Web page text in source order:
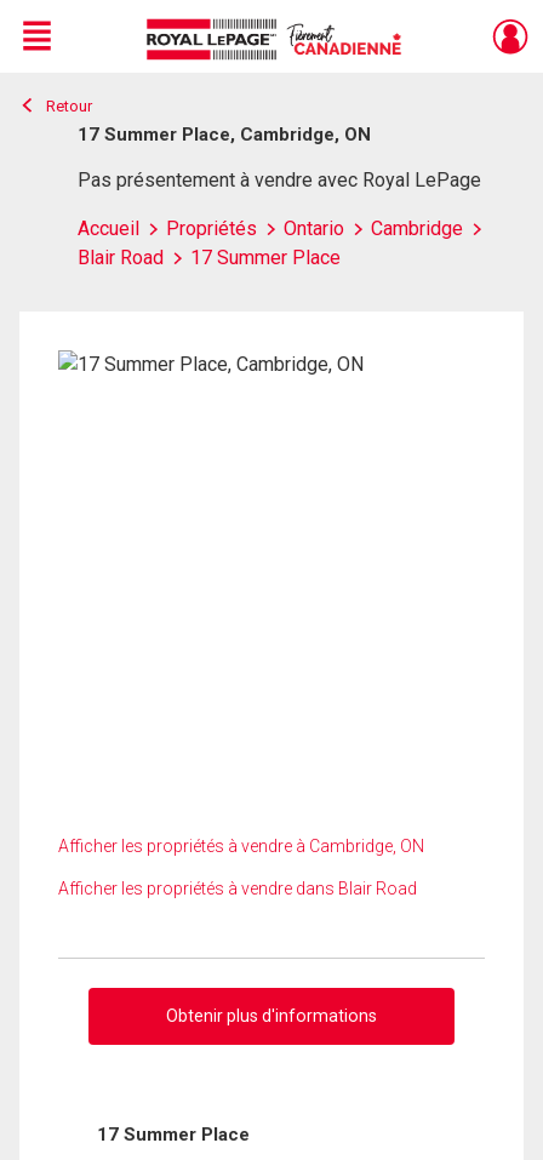
Live
En Direct
Menu
Retour
17 Summer Place, Cambridge, ON
Pas présentement à vendre avec Royal LePage
Accueil Propriétés Ontario
Cambridge
Blair Road
17 Summer Place
Afficher les propriétés à vendre à Cambridge, ON
Afficher les propriétés à vendre dans Blair Road
Obtenir plus d'informations
17 Summer Place